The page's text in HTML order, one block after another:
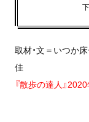
取材・文＝いつ
佳
『散歩の達人』